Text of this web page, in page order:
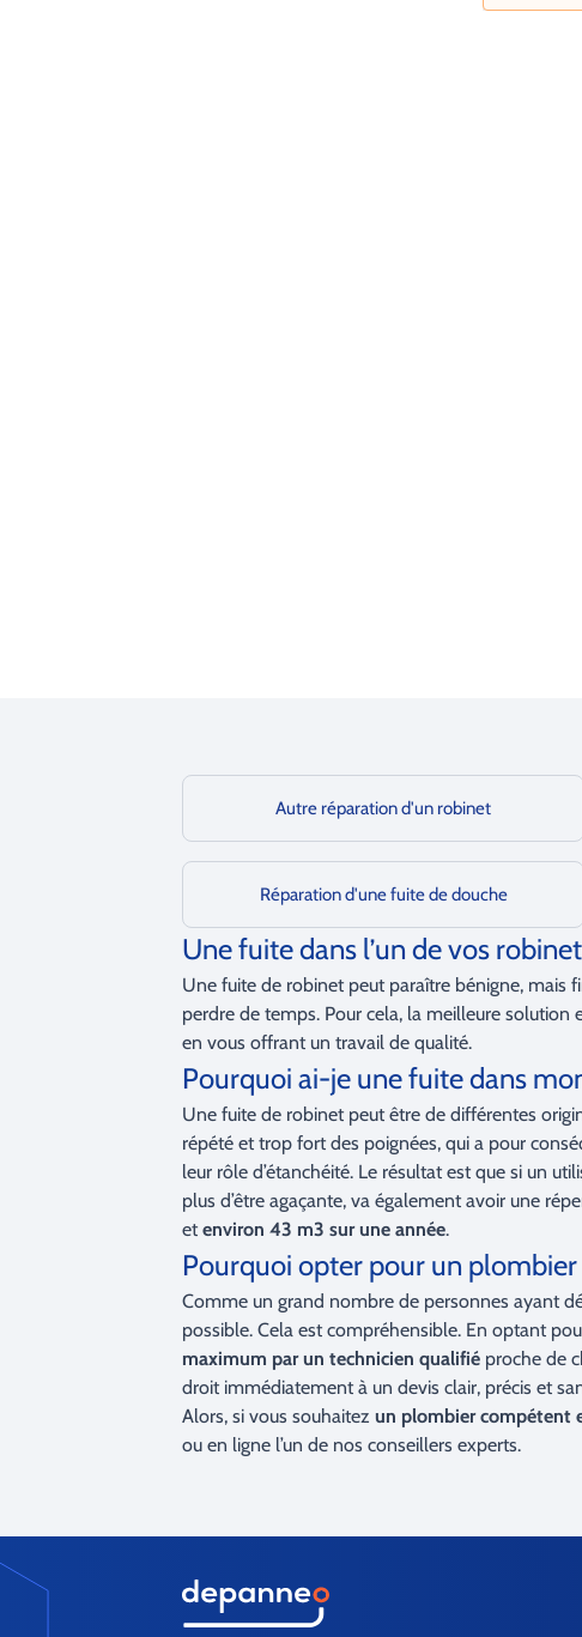
Autre réparation d'un robinet
Réparation d'une fuite de douche
Une fuite dans l’un de vos
Une fuite de robinet peut paraître bénigne, mais
perdre de temps. Pour cela, la meilleure
en vous offrant un travail de qualité.
Pourquoi ai-je une fuite dans
Une fuite de robinet peut être de différentes
répété et trop fort des poignées, qui a pour
leur rôle d’étanchéité. Le résultat est que si un
plus d’être agaçante, va également avoir une
et environ 43 m3 sur une année.
Pourquoi opter pour un plombier
Comme un grand nombre de personnes ayant
possible. Cela est compréhensible. En optant
maximum par un technicien qualifié proche de
droit immédiatement à un devis clair, précis et
Alors, si vous souhaitez un plombier compétent
ou en ligne l’un de nos conseillers experts.